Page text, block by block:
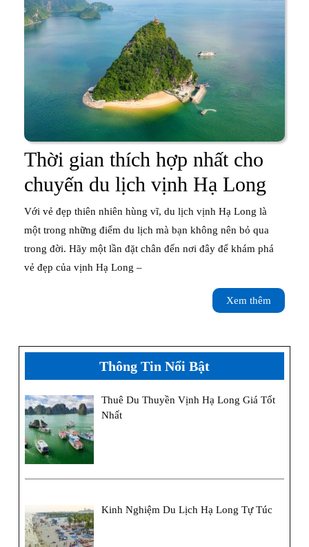
Thời gian thích hợp nhất cho
chuyến du lịch vịnh Hạ Long
gian
thích
hợp
nhất
cho
du
lịch
vịnh
Với vẻ đẹp thiên nhiên hùng vĩ, du lịch vịnh Hạ Long là
một trong những điểm du lịch mà bạn không nên bỏ qua
trong đời. Hãy một lần đặt chân đến nơi đây để khám phá
vẻ đẹp của vịnh Hạ Long –
Xem thêm
thêm
Thông Tin Nổi Bật
Thuê Du Thuyền Vịnh Hạ Long Giá Tốt
Nhất
Kinh Nghiệm Du Lịch Hạ Long Tự Túc